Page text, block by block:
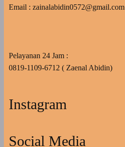
Email : zainalabidin0572@gmail.com
Pelayanan 24 Jam :
0819-1109-6712 ( Zaenal Abidin)
Instagram
Social Media